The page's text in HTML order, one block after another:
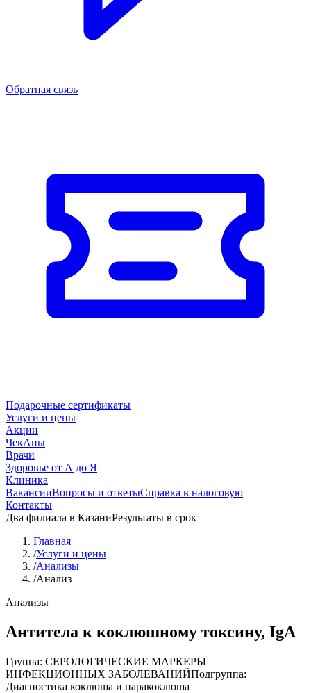
Обратная связь
Подарочные сертификаты
Услуги и цены
Акции
ЧекАпы
Врачи
Здоровье от А до Я
Клиника
ВакансииВопросы и ответыСправка в налоговую
Контакты
Два филиала в КазаниРезультаты в срок
Главная
/Услуги и цены
/Анализы
/Анализ
Анализы
Антитела к коклюшному токсину, IgА
Группа: СЕРОЛОГИЧЕСКИЕ МАРКЕРЫ
ИНФЕКЦИОННЫХ ЗАБОЛЕВАНИЙПодгруппа:
Диагностика коклюша и паракоклюша